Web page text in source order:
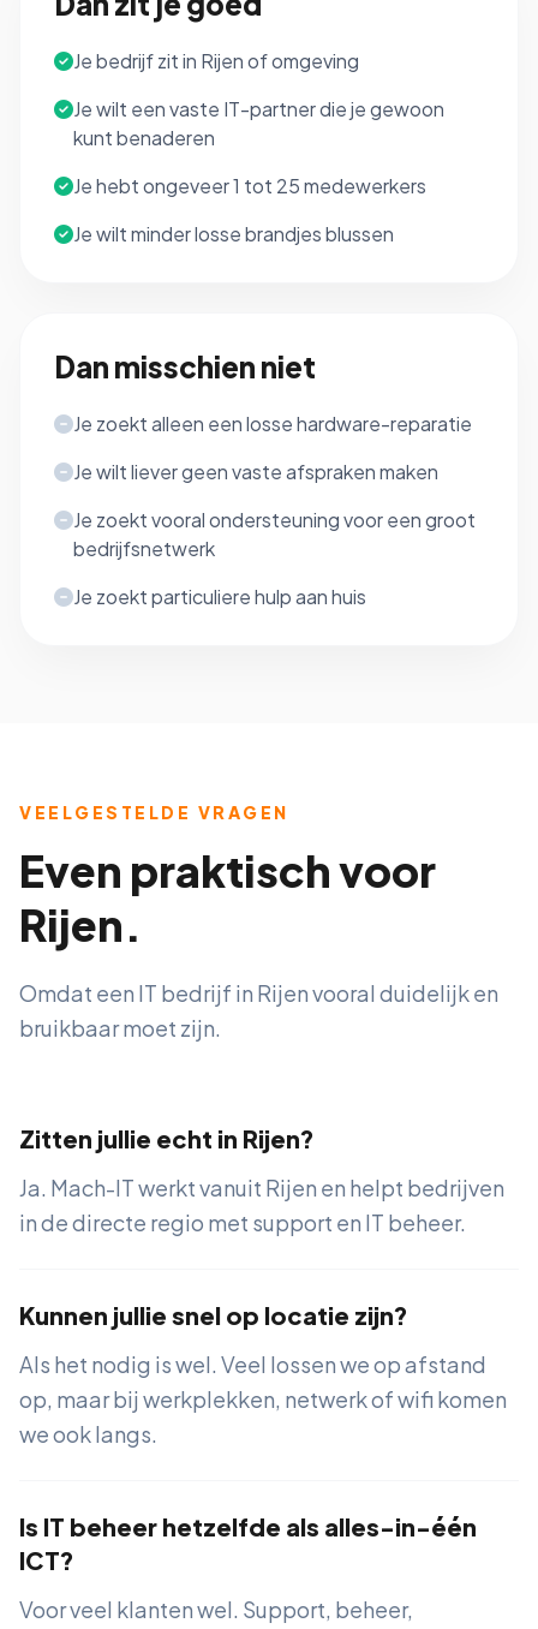
Je bedrijf zit in Rijen of omgeving
Je wilt een vaste IT-partner die je gewoon
kunt benaderen
Je hebt ongeveer 1 tot 25 medewerkers
Je wilt minder losse brandjes blussen
Dan misschien niet
Je zoekt alleen een losse hardware-reparatie
Je wilt liever geen vaste afspraken maken
Je zoekt vooral ondersteuning voor een groot
bedrijfsnetwerk
Je zoekt particuliere hulp aan huis
VEELGESTELDE VRAGEN
Even praktisch voor
Rijen.
Omdat een IT bedrijf in Rijen vooral duidelijk en
bruikbaar moet zijn.
Zitten jullie echt in Rijen?
Ja. Mach-IT werkt vanuit Rijen en helpt bedrijven
in de directe regio met support en IT beheer.
Kunnen jullie snel op locatie zijn?
Als het nodig is wel. Veel lossen we op afstand
op, maar bij werkplekken, netwerk of wifi komen
we ook langs.
Is IT beheer hetzelfde als alles-in-één
ICT?
Voor veel klanten wel. Support, beheer,